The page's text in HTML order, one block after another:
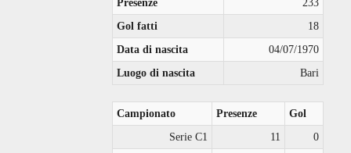
Presenze
233
Gol fatti
18
Data di nascita
04/07/1970
Luogo di nascita
Bari
Campionato Presenze
Gol
Serie C1
11
0